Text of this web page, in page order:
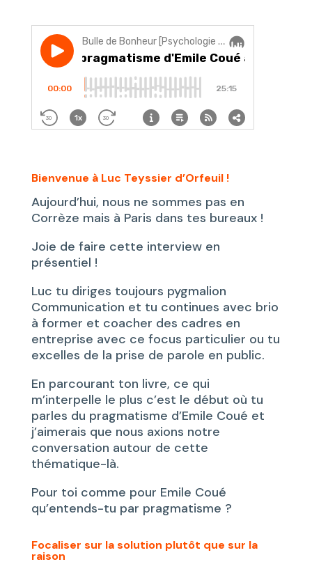
Bienvenue à Luc Teyssier d’Orfeuil !
Aujourd’hui, nous ne sommes pas en
Corrèze mais à Paris dans tes bureaux !
Joie de faire cette interview en
présentiel !
Luc tu diriges toujours pygmalion
Communication et tu continues avec brio
à former et coacher des cadres en
entreprise avec ce focus particulier ou tu
excelles de la prise de parole en public.
En parcourant ton livre, ce qui
m’interpelle le plus c’est le début où tu
parles du pragmatisme d’Emile Coué et
j’aimerais que nous axions notre
conversation autour de cette
thématique-là.
Pour toi comme pour Emile Coué
qu’entends-tu par pragmatisme ?
Focaliser sur la solution plutôt que sur la
raison